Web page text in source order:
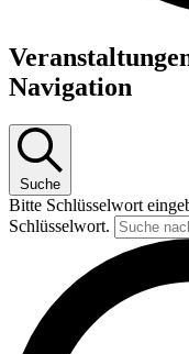
Navigation
Suche
Bitte Schlüsselwort
Schlüsselwort.